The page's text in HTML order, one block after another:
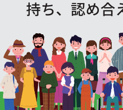
持ち、認め合